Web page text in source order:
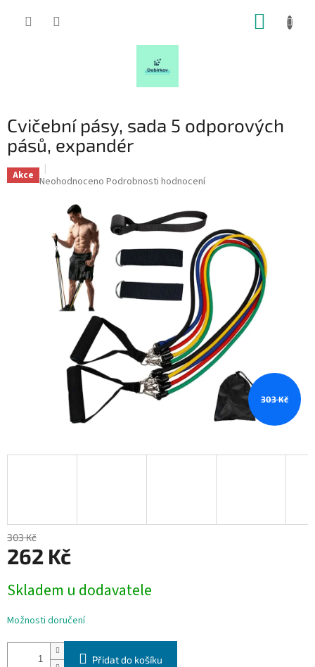
Cvičební pásy, sada 5 odporových
pásů, expandér
Akce Průměrné
produktu
0,0
hvězdiček.
Neohodnoceno Podrobnosti hodnocení
303 Kč
303 Kč
262 Kč
cena:
Skladem u dodavatele
Možnosti doručení
Přidat do košíku